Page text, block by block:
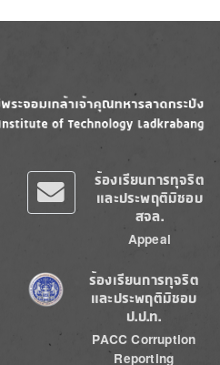
ร้องเรียนการทุจริต
และประพฤติมิชอบ
สจล.
Appeal
Image
ร้องเรียนการทุจริต
และประพฤติมิชอบ
ป.ป.ท.
PACC Corruption
Reporting